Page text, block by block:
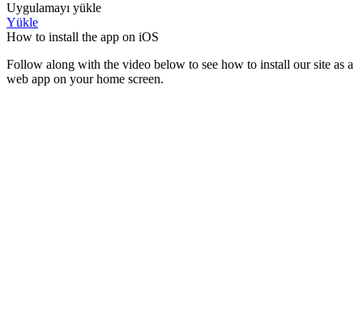
Uygulamayı yükle
Yükle
How to install the app on iOS
Follow along with the video below to see how to install our site as a
web app on your home screen.